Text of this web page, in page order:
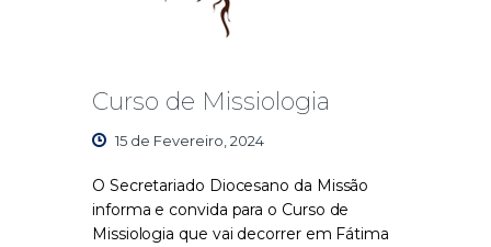
Curso de Missiologia
15 de Fevereiro, 2024
O Secretariado Diocesano da Missão
informa e convida para o Curso de
Missiologia que vai decorrer em Fátima